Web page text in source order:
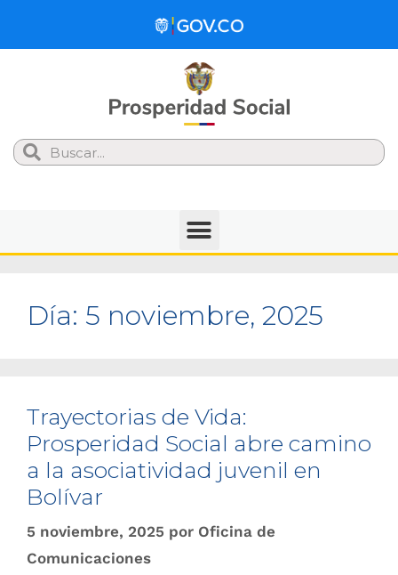
Search
Día: 5 noviembre, 2025
Trayectorias de Vida:
Prosperidad Social abre camino
a la asociatividad juvenil en
Bolívar
5 noviembre, 2025 por Oficina de
Comunicaciones